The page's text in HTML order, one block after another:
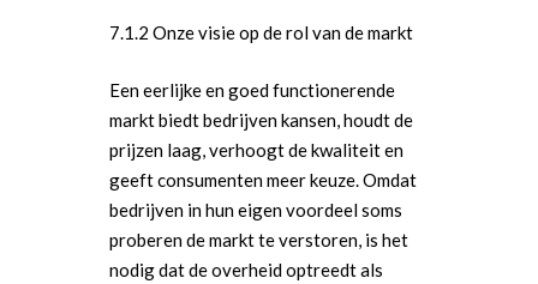
7.1.2 Onze visie op de rol van de markt
Een eerlijke en goed functionerende
markt biedt bedrijven kansen, houdt de
prijzen laag, verhoogt de kwaliteit en
geeft consumenten meer keuze. Omdat
bedrijven in hun eigen voordeel soms
proberen de markt te verstoren, is het
nodig dat de overheid optreedt als